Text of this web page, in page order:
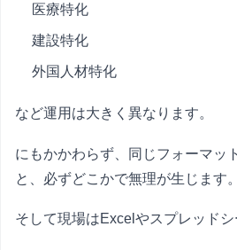
医療特化
建設特化
外国人材特化
など運用は大きく異なります。
にもかかわらず、同じフォーマッ
と、必ずどこかで無理が生じます。
そして現場はExcelやスプレッドシ